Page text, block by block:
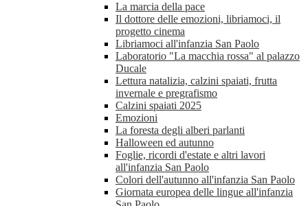
La marcia della pace
Il dottore delle emozioni, libriamoci, il
progetto cinema
Libriamoci all'infanzia San Paolo
Laboratorio "La macchia rossa" al palazzo
Ducale
Lettura natalizia, calzini spaiati, frutta
invernale e pregrafismo
Calzini spaiati 2025
Emozioni
La foresta degli alberi parlanti
Halloween ed autunno
Foglie, ricordi d'estate e altri lavori
all'infanzia San Paolo
Colori dell'autunno all'infanzia San Paolo
Giornata europea delle lingue all'infanzia